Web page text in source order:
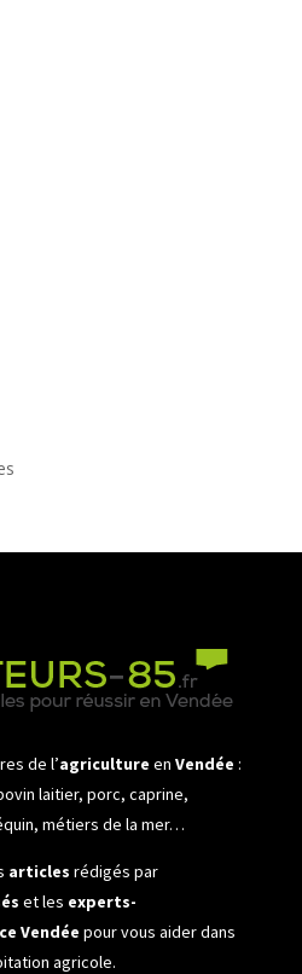
de l’agriculture en Vendée :
laitier, porc, caprine,
métiers de la mer…
articles rédigés par
et les experts-
Vendée pour vous aider dans
agricole.